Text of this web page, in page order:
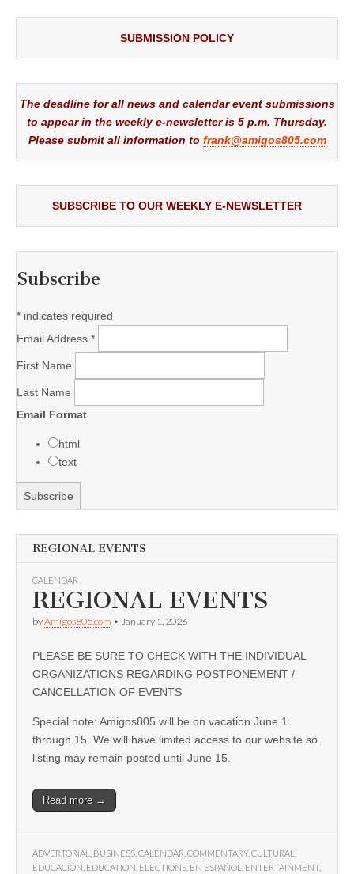
SUBMISSION POLICY
The deadline for all news and calendar event submissions
to appear in the weekly e-newsletter is 5 p.m. Thursday.
Please submit all information to frank@amigos805.com
SUBSCRIBE TO OUR WEEKLY E-NEWSLETTER
Subscribe
* indicates required
Email Address *
First Name
Last Name
Email Format
html
text
REGIONAL EVENTS
CALENDAR
REGIONAL EVENTS
byAmigos805.com • January 1, 2026
PLEASE BE SURE TO CHECK WITH THE INDIVIDUAL
ORGANIZATIONS REGARDING POSTPONEMENT /
CANCELLATION OF EVENTS
Special note: Amigos805 will be on vacation June 1
through 15. We will have limited access to our website so
listing may remain posted until June 15.
Read more →
ADVERTORIAL BUSINESS CALENDAR COMMENTARY, CULTURAL
EDUCACIÓN EDUCATION ELECTIONS EN ESPAÑOL ENTERTAINMENT,